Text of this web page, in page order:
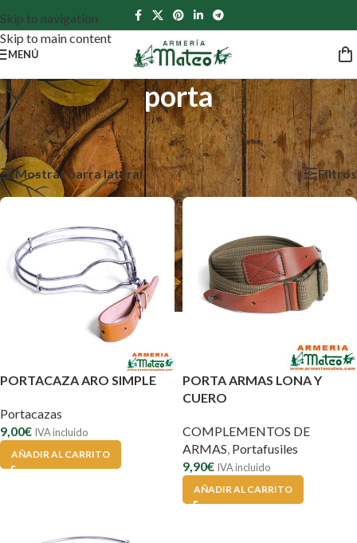
Skip to navigation
Skip to main content
MENÚ
porta
Inicio /Productos etiquetados “porta”
Mostrando los 8 resultados
Mostrar barra lateral
Filtros
PORTACAZA ARO SIMPLE
Portacazas
9,00€ IVA incluido
AÑADIR AL CARRITO
PORTA ARMAS LONA Y
CUERO
COMPLEMENTOS DE
ARMAS, Portafusiles
9,90€ IVA incluido
AÑADIR AL CARRITO